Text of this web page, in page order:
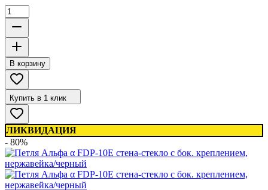
В корзину
Купить в 1 клик
ЛИКВИДАЦИЯ
- 80%